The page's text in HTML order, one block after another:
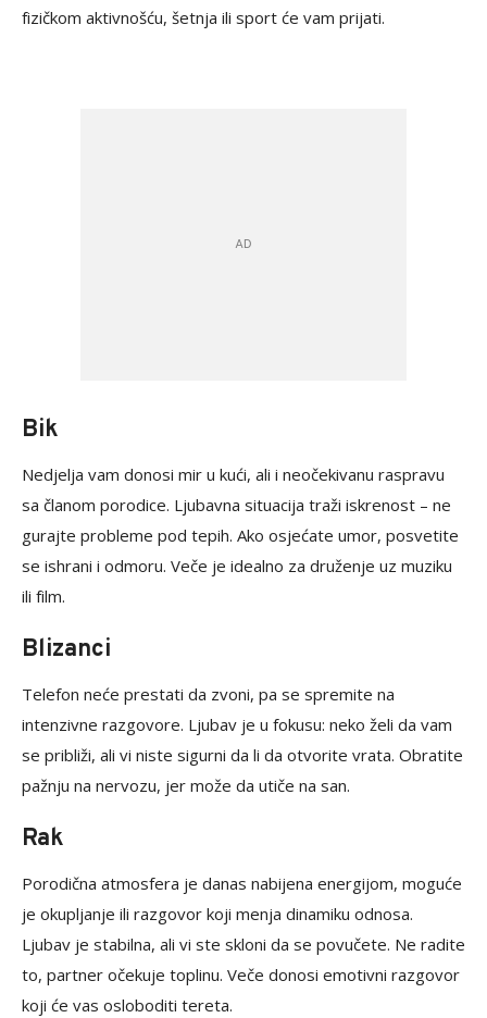
fizičkom aktivnošću, šetnja ili sport će vam prijati.
Bik
Nedjelja vam donosi mir u kući, ali i neočekivanu raspravu
sa članom porodice. Ljubavna situacija traži iskrenost – ne
gurajte probleme pod tepih. Ako osjećate umor, posvetite
se ishrani i odmoru. Veče je idealno za druženje uz muziku
ili film.
Blizanci
Telefon neće prestati da zvoni, pa se spremite na
intenzivne razgovore. Ljubav je u fokusu: neko želi da vam
se približi, ali vi niste sigurni da li da otvorite vrata. Obratite
pažnju na nervozu, jer može da utiče na san.
Rak
Porodična atmosfera je danas nabijena energijom, moguće
je okupljanje ili razgovor koji menja dinamiku odnosa.
Ljubav je stabilna, ali vi ste skloni da se povučete. Ne radite
to, partner očekuje toplinu. Veče donosi emotivni razgovor
koji će vas osloboditi tereta.